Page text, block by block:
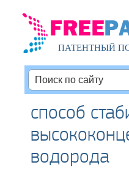
ПАТЕНТНЫЙ
способ
водорода